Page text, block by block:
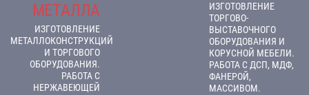
МЕТАЛЛА
ИЗГОТОВЛЕНИЕ
МЕТАЛЛОКОНСТРУКЦИЙ
И ТОРГОВОГО
ОБОРУДОВАНИЯ.
РАБОТА С
НЕРЖАВЕЮЩЕЙ
ИЗГОТОВЛЕНИЕ
ТОРГОВО-
ВЫСТАВОЧНОГО
ОБОРУДОВАНИЯ И
КОРУСНОЙ МЕБЕЛИ.
РАБОТА С ДСП, МДФ,
ФАНЕРОЙ,
МАССИВОМ.